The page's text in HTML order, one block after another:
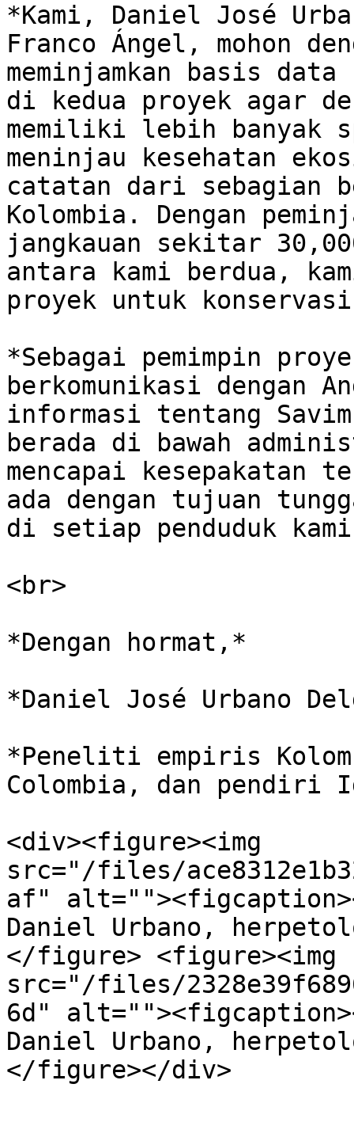
*Kami, Daniel José
Franco Ángel, mohon
meminjamkan basis
di kedua proyek agar
memiliki lebih banyak
meninjau kesehatan
catatan dari sebagian
Kolombia. Dengan
jangkauan sekitar
antara kami berdua,
proyek untuk
*Sebagai pemimpin
berkomunikasi dengan
informasi tentang
berada di bawah
mencapai kesepakatan
ada dengan tujuan
di setiap penduduk
<br>
*Dengan hormat,*
*Daniel José Urbano
*Peneliti empiris
Colombia, dan pendiri
<div><figure><img
src="/files/
af"
Daniel Urbano,
</figure> <figure><img
src="/files/
6d"
Daniel Urbano,
</figure></div>